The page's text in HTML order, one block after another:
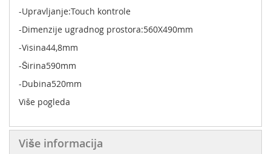
-Upravljanje:Touch kontrole
-Dimenzije ugradnog prostora:560X490mm
-Visina44,8mm
-Širina590mm
-Dubina520mm
Više pogleda
Više informacija